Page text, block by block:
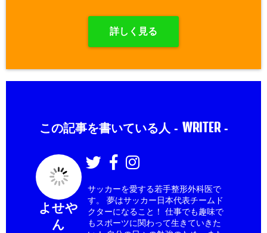
詳しく見る
この記事を書いている人 - WRITER-
よせや
ん
サッカーを愛する若手整形外科医で
す。 夢はサッカー日本代表チームド
クターになること！ 仕事でも趣味で
もスポーツに関わって生きていきた